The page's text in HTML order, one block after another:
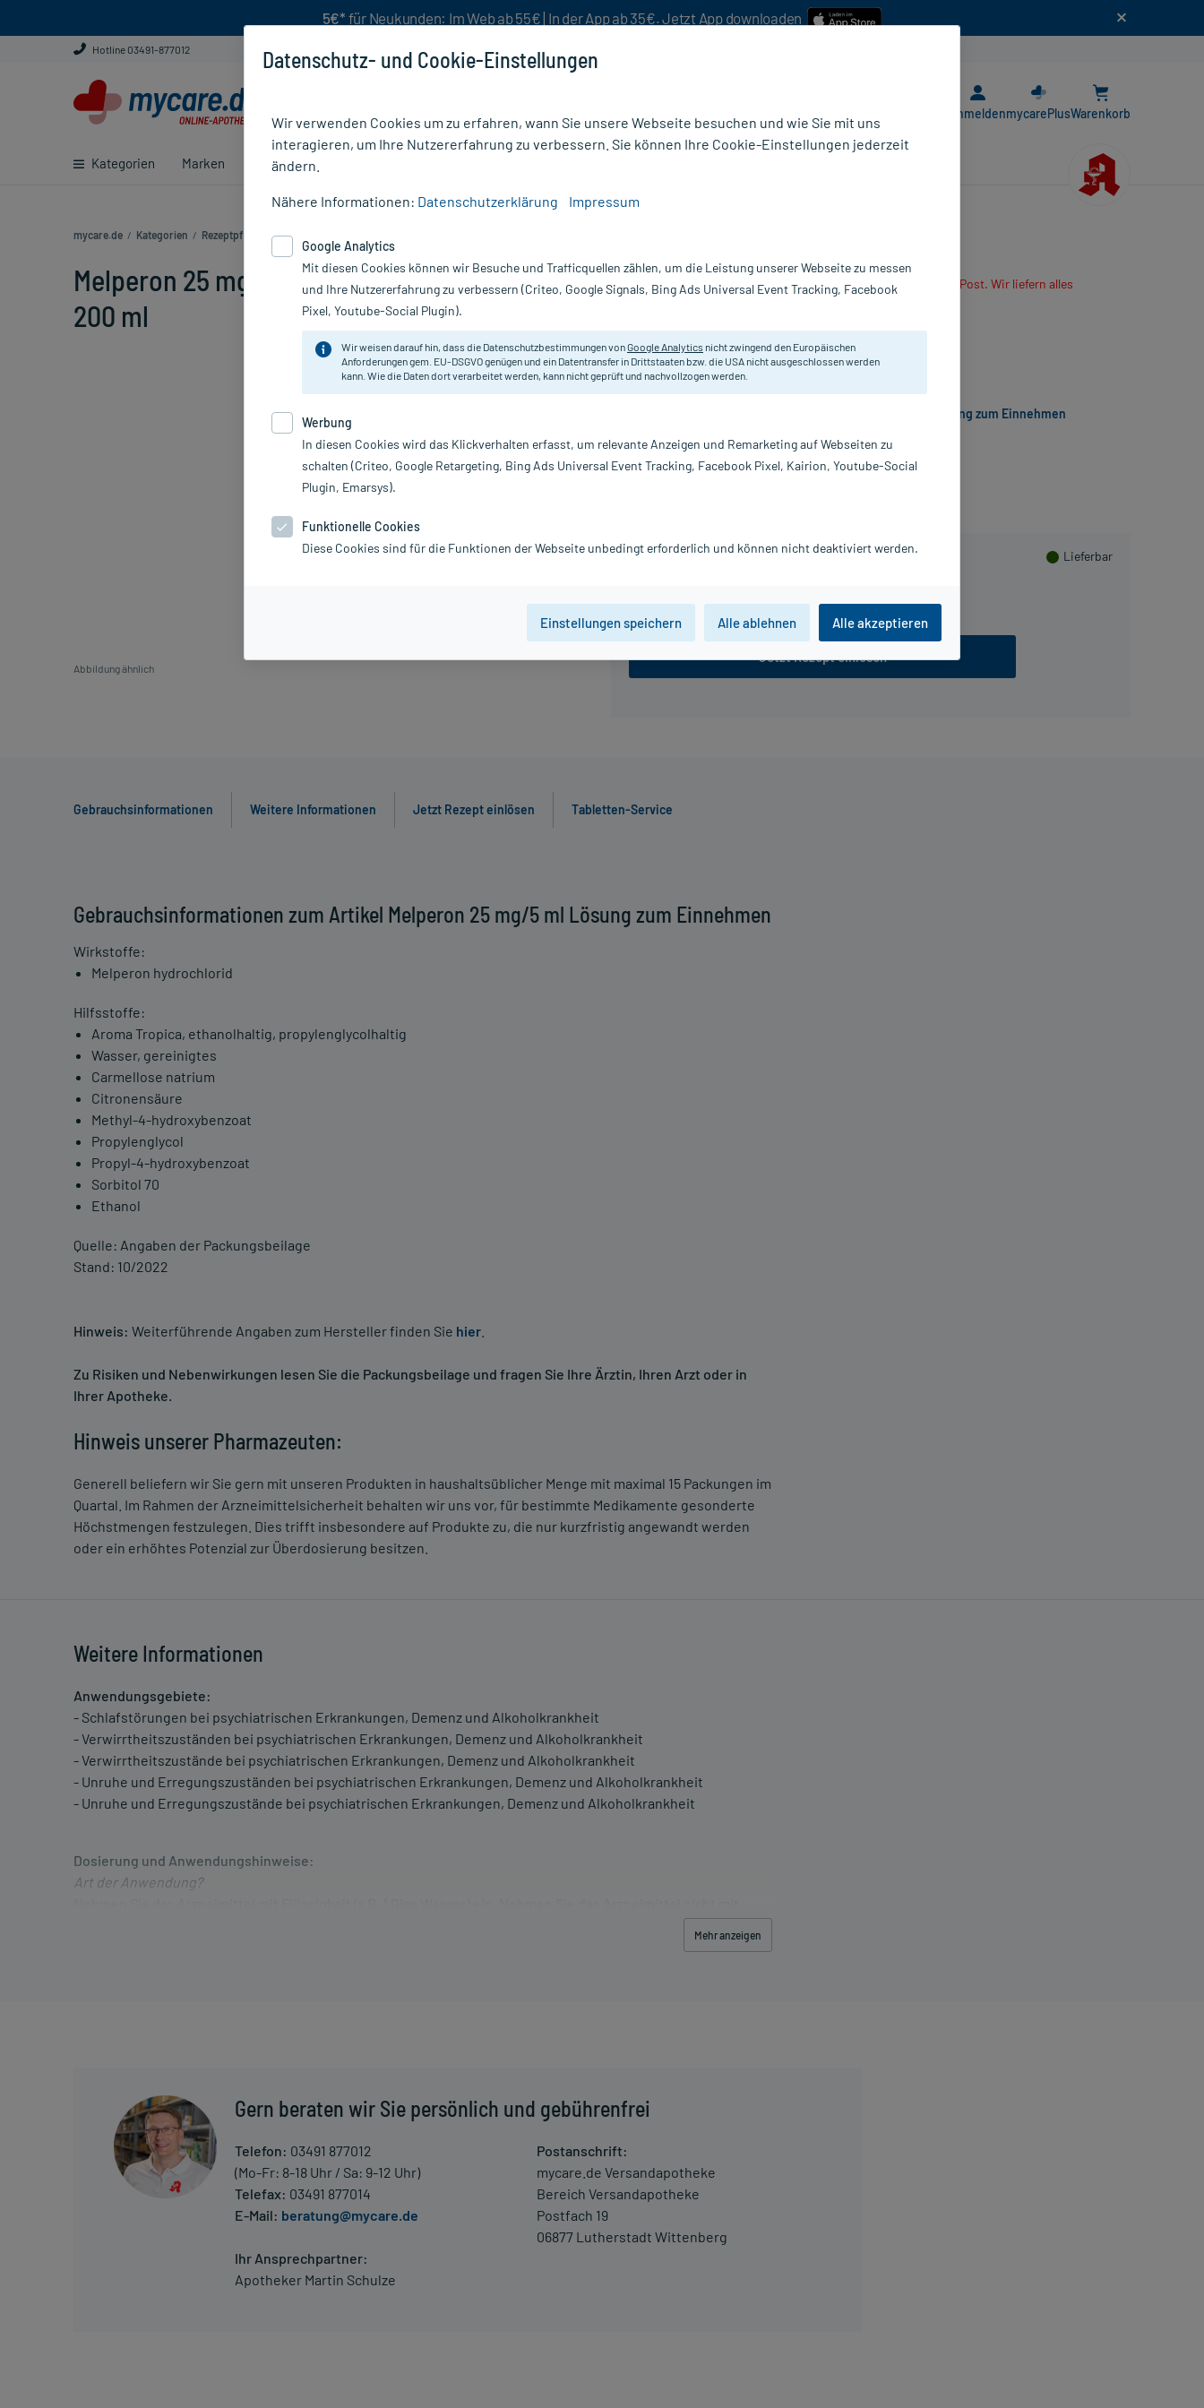
5€* für Neukunden: Im Web ab 55€ | In der App ab 35€. Jetzt App downloaden
Hotline 03491-877012
Kategorien Marken Ratgeber
AnmeldenmycarePlusWarenkorb
mycare.de / Kategorien / Rezeptpflichtige Medikamente
Melperon 25 mg/5 ml Lösung zum Einnehmen,
200 ml
Abbildung ähnlich
16,48 €
Lieferbar
Jetzt Rezept einlösen
Scannen Sie Ihr E-Rezept in der mycare App oder senden es per Post. Wir liefern alles
versandkostenfrei* - inklusive Ihrer mitbestellten Produkte.
Darreichung:
Lösung zum Einnehmen
Inhalt:
200 ml
PZN:
Hersteller:
Aristo Pharma GmbH
Melperon 25 mg/5 ml Lösung zum Einnehmen
Gebrauchsinformationen Weitere Informationen Jetzt Rezept einlösen Tabletten-Service
Gebrauchsinformationen zum Artikel Melperon 25 mg/5 ml Lösung zum Einnehmen
Wirkstoffe:
Melperon hydrochlorid
Hilfsstoffe:
Aroma Tropica, ethanolhaltig, propylenglycolhaltig
Wasser, gereinigtes
Carmellose natrium
Citronensäure
Methyl-4-hydroxybenzoat
Propylenglycol
Propyl-4-hydroxybenzoat
Sorbitol 70
Ethanol
Quelle: Angaben der Packungsbeilage
Stand: 10/2022
Hinweis: Weiterführende Angaben zum Hersteller finden Sie hier
Zu Risiken und Nebenwirkungen lesen Sie die Packungsbeilage und fragen Sie Ihre Ärztin, Ihren Arzt oder in
Ihrer Apotheke.
Hinweis unserer Pharmazeuten:
Generell beliefern wir Sie gern mit unseren Produkten in haushaltsüblicher Menge mit maximal 15 Packungen im
Quartal. Im Rahmen der Arzneimittelsicherheit behalten wir uns vor, für bestimmte Medikamente gesonderte
Höchstmengen festzulegen. Dies trifft insbesondere auf Produkte zu, die nur kurzfristig angewandt werden
oder ein erhöhtes Potenzial zur Überdosierung besitzen.
Weitere Informationen
Anwendungsgebiete:
- Schlafstörungen bei psychiatrischen Erkrankungen, Demenz und Alkoholkrankheit
- Verwirrtheitszuständen bei psychiatrischen Erkrankungen, Demenz und Alkoholkrankheit
- Verwirrtheitszustände bei psychiatrischen Erkrankungen, Demenz und Alkoholkrankheit
- Unruhe und Erregungszuständen bei psychiatrischen Erkrankungen, Demenz und Alkoholkrankheit
- Unruhe und Erregungszustände bei psychiatrischen Erkrankungen, Demenz und Alkoholkrankheit
Dosierung und Anwendungshinweise:
Art der Anwendung?
verschwommenes Sehen, Glaukomanfall, Harnverhalt, niedrigem Blutdruck, Pulsbeschleunigung oder
Pulserniedrigung, Regulationsstörungen der Körpertemperatur und zu schweren Bewegungsstörungen
kommen. Setzen Sie sich bei dem Verdacht auf eine Überdosierung umgehend mit einem Arzt in Verbindung.
Generell gilt: Achten Sie vor allem bei Säuglingen, Kleinkindern und älteren Menschen auf eine gewissenhafte
Dosierung. Im Zweifelsfalle fragen Sie Ihren Arzt oder Apotheker nach etwaigen Auswirkungen oder
Eine vom Arzt verordnete Dosierung kann von den Angaben der Packungsbeilage abweichen. Da der Arzt sie
individuell abstimmt, sollten Sie das Arzneimittel daher nach seinen Anweisungen anwenden.
Mehr anzeigen
Gern beraten wir Sie persönlich und gebührenfrei
Telefon: 03491 877012
(Mo-Fr: 8-18 Uhr / Sa: 9-12 Uhr)
Telefax: 03491 877014
E-Mail: beratung@mycare.de
Ihr Ansprechpartner:
Apotheker Martin Schulze
Postanschrift:
mycare.de Versandapotheke
Bereich Versandapotheke
Postfach 19
06877 Lutherstadt Wittenberg
Datenschutz- und Cookie-Einstellungen
Wir verwenden Cookies um zu erfahren, wann Sie unsere Webseite besuchen und wie Sie mit uns
interagieren, um Ihre Nutzererfahrung zu verbessern. Sie können Ihre Cookie-Einstellungen jederzeit
ändern.
Nähere Informationen: Datenschutzerklärung Impressum
Google Analytics
Mit diesen Cookies können wir Besuche und Trafficquellen zählen, um die Leistung unserer Webseite zu messen
und Ihre Nutzererfahrung zu verbessern (Criteo, Google Signals, Bing Ads Universal Event Tracking, Facebook
Pixel, Youtube-Social Plugin).
Wir weisen darauf hin, dass die Datenschutzbestimmungen vonGoogle Analytics nicht zwingend den Europäischen
Anforderungen gem. EU-DSGVO genügen und ein Datentransfer in Drittstaaten bzw. die USA nicht ausgeschlossen werden
kann. Wie die Daten dort verarbeitet werden, kann nicht geprüft und nachvollzogen werden.
Werbung
In diesen Cookies wird das Klickverhalten erfasst, um relevante Anzeigen und Remarketing auf Webseiten zu
schalten (Criteo, Google Retargeting, Bing Ads Universal Event Tracking, Facebook Pixel, Kairion, Youtube-Social
Plugin, Emarsys).
Funktionelle Cookies
Diese Cookies sind für die Funktionen der Webseite unbedingt erforderlich und können nicht deaktiviert werden.
Einstellungen speichern Alle ablehnen Alle akzeptieren